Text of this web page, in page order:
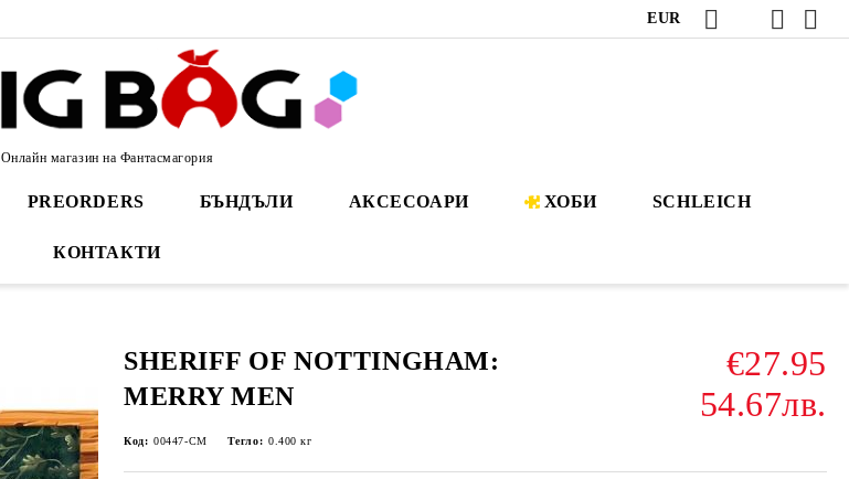
EUR
Онлайн магазин на Фантасмагория
PREORDERS БЪНДЪЛИ АКСЕСОАРИ ХОБИ SCHLEICH
КОНТАКТИ
SHERIFF OF NOTTINGHAM:
MERRY MEN
€27.95
54.67лв.
Код: 00447-CM Тегло: 0.400 кг